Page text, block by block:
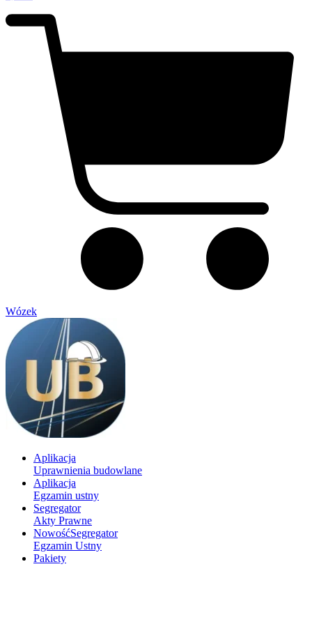
Wózek
Aplikacja
Uprawnienia budowlane
Aplikacja
Egzamin ustny
Segregator
Akty Prawne
NowośćSegregator
Egzamin Ustny
Pakiety